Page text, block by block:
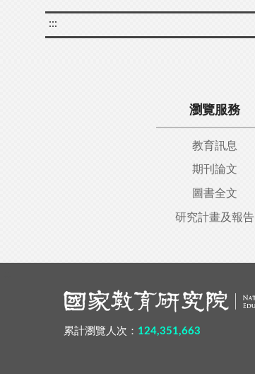
:::
瀏覽服務
教育訊息
期刊論文
圖書全文
研究計畫及報告
累計瀏覽人次： 124,351,663